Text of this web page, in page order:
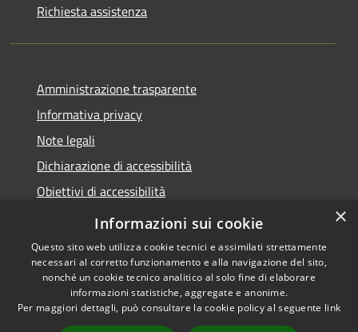
Richiesta assistenza
Amministrazione trasparente
Informativa privacy
Note legali
Dichiarazione di accessibilità
Obiettivi di accessibilità
Whistleblowing
Accessibilità
Copyright © 2026 • Comune di
Spirano • Powered by
×
Informazioni sui cookie
Questo sito web utilizza cookie tecnici e assimilati strettamente
necessari al corretto funzionamento e alla navigazione del sito,
nonché un cookie tecnico analitico al solo fine di elaborare
informazioni statistiche, aggregate e anonime.
Per maggiori dettagli, può consultare la cookie policy al seguente link